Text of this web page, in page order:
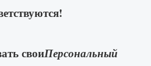
своиПерсональный